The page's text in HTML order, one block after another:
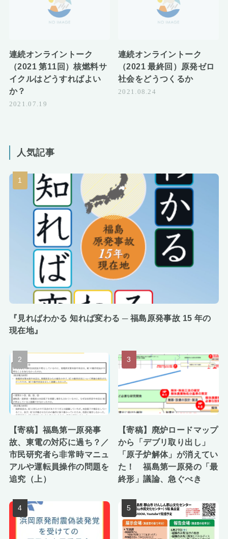
連続オンライントーク
（2021 第11回）核燃料サ
イクルはどうすればよい
か？
2021.07.19
連続オンライントーク
（2021 最終回）原発ゼロ
社会をどうつくるか
2021.08.24
人気記事
『見ればわかる 知れば変わる ─ 福島原発事故 15 年の
現在地』
【寄稿】福島第一原発事
故、東電の対応に過ち？／
市民研究者ら非常時マニュ
アルや運転員操作の問題を
追究（上）
【寄稿】廃炉ロードマップ
から「デブリ取り出し」
「原子炉解体」が消えてい
た！ 福島第一原発の「最
終形」議論、急ぐべき